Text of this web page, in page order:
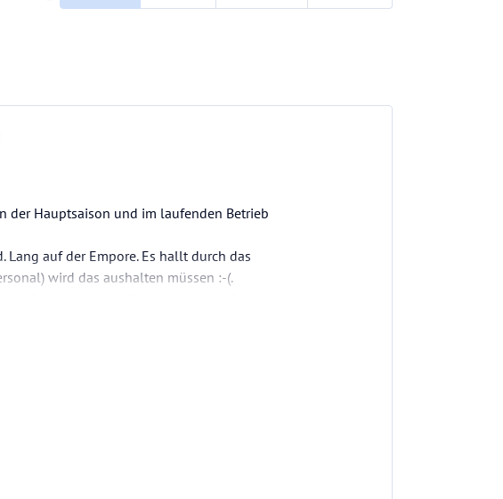
der Hauptsaison und im laufenden Betrieb
auf der Empore. Es hallt durch das
wird das aushalten müssen :-(.